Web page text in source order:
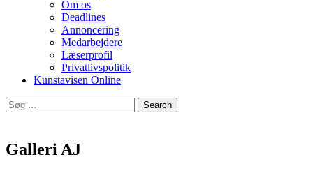
Om os
Deadlines
Annoncering
Medarbejdere
Læserprofil
Privatlivspolitik
Kunstavisen Online
Search
for:
Galleri AJ